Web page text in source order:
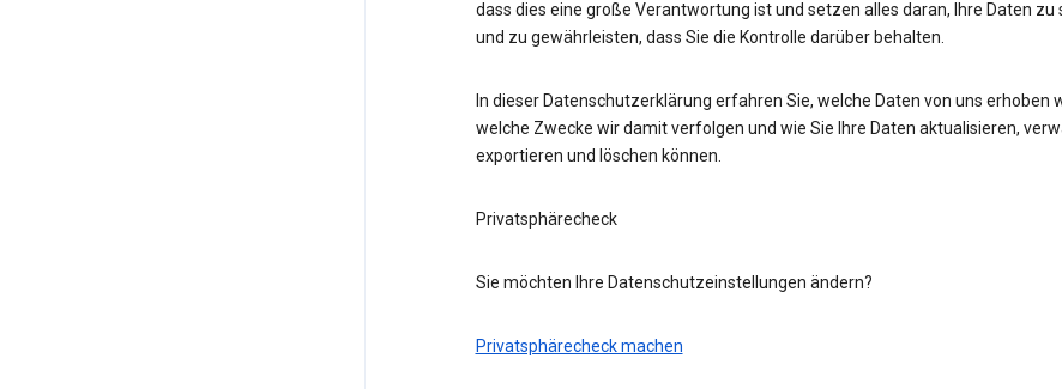
dass dies eine große Verantwortung ist und setzen alles daran, Ihre Daten zu
und zu gewährleisten, dass Sie die Kontrolle darüber behalten.
In dieser Datenschutzerklärung erfahren Sie, welche Daten von uns erhoben
welche Zwecke wir damit verfolgen und wie Sie Ihre Daten aktualisieren,
exportieren und löschen können.
Privatsphärecheck
Sie möchten Ihre Datenschutzeinstellungen ändern?
Privatsphärecheck machen